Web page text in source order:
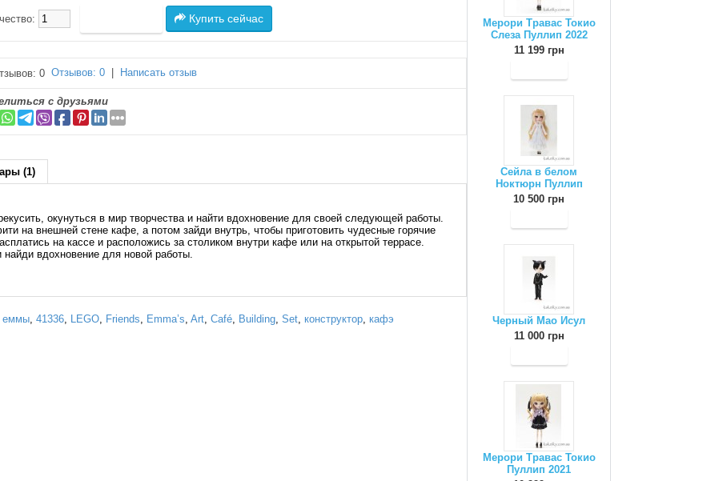
Мерори Травас Токио
Слеза Пуллип 2022
11 199 грн
Сейла в белом
Ноктюрн Пуллип
10 500 грн
Черный Мао Исул
11 000 грн
Мерори Травас Токио
Пуллип 2021
Купить сейчас
Отзывов: 0 Написать отзыв
с друзьями
(1)
окунуться в мир творчества и найти вдохновение для своей следующей работы.
на внешней стене кафе, а потом зайди внутрь, чтобы приготовить чудесные горячие
на кассе и расположись за столиком внутри кафе или на открытой террасе.
вдохновение для новой работы.
еммы 41336 LEGO Friends Emma’s Art Café Building Set конструктор кафэ